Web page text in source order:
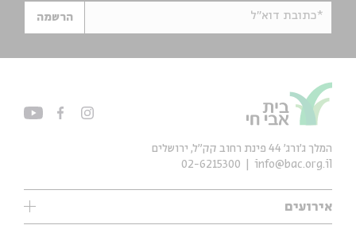
*כתובת דוא"ל הרשמה
אירועים
המלך ג'ורג' 44 פינת רחוב קק״ל, ירושלים
info@bac.org.il
02-6215300